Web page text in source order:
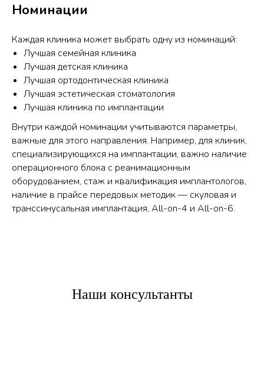
Номинации
Каждая клиника может выбрать одну из номинаций:
Лучшая семейная клиника
Лучшая детская клиника
Лучшая ортодонтическая клиника
Лучшая эстетическая стоматология
Лучшая клиника по имплантации
Внутри каждой номинации учитываются параметры,
важные для этого направления. Например, для клиник,
специализирующихся на имплантации, важно наличие
операционного блока с реанимационным
оборудованием, стаж и квалификация имплантологов,
наличие в прайсе передовых методик — скуловая и
транссинусальная имплантация, All-on-4 и All-on-6.
Наши консультанты